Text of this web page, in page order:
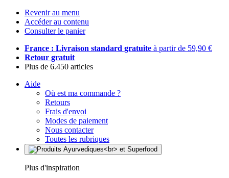
Revenir au menu
Accéder au contenu
Consulter le panier
France : Livraison standard gratuite à partir de 59,90 €
Retour gratuit
Plus de 6.450 articles
Aide
Où est ma commande ?
Retours
Frais d'envoi
Modes de paiement
Nous contacter
Toutes les rubriques
Plus d'inspiration